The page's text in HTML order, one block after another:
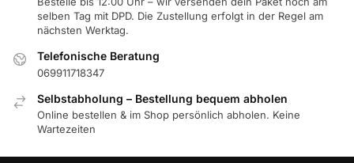
selben Tag mit DPD. Die Zustellung erfolgt in der Regel am
nächsten Werktag.
Telefonische Beratung
069911718347
Selbstabholung – Bestellung bequem abholen
Online bestellen & im Shop persönlich abholen. Keine
Wartezeiten